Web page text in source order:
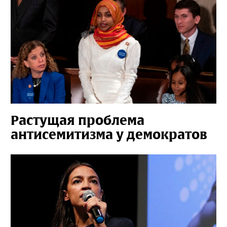
Растущая проблема
антисемитизма у демократов